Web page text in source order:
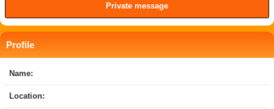
Private message
Profile
Name:
Location: